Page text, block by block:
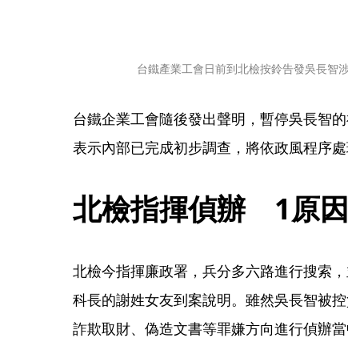
台鐵產業工會日前到北檢按鈴告發吳長智
台鐵企業工會隨後發出聲明，暫停吳長智
表示內部已完成初步調查，將依政風程序
北檢指揮偵辦　1原
北檢今指揮廉政署，兵分多六路進行搜索
科長的謝姓女友到案說明。雖然吳長智被
詐欺取財、偽造文書等罪嫌方向進行偵辦當